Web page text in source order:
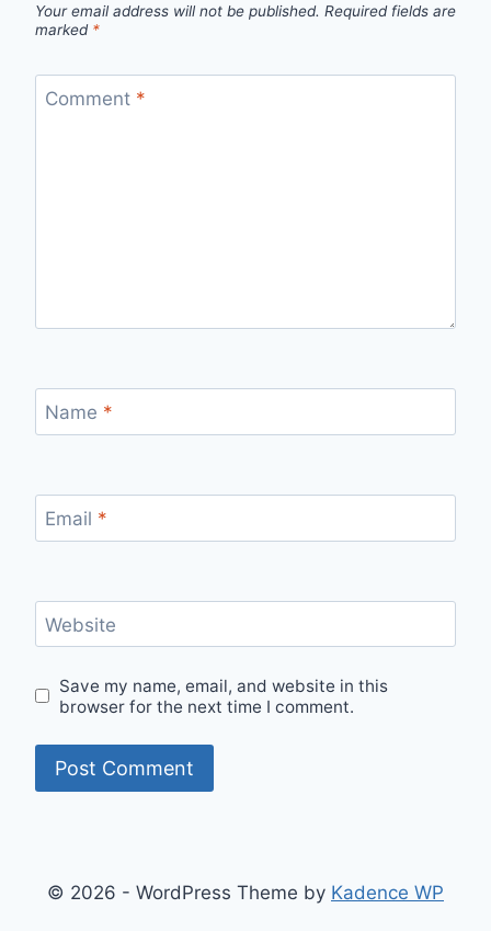
Your email address will not be published. Required fields are
marked *
Comment *
Name *
Email *
Website
Save my name, email, and website in this
browser for the next time I comment.
© 2026 - WordPress Theme by Kadence WP